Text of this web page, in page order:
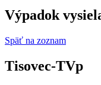
Výpadok
Späť na zoznam
Tisovec-TVp